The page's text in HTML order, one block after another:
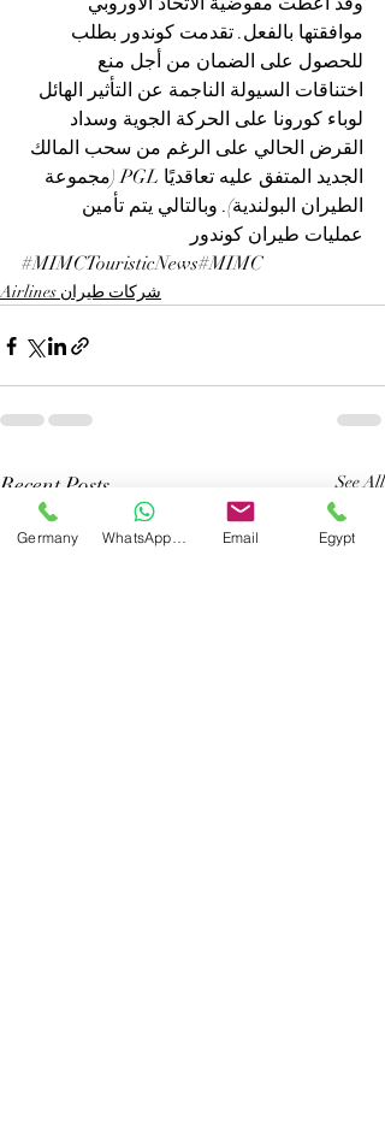
موافقتها بالفعل. تقدمت كوندور بطلب
للحصول على الضمان من أجل منع
اختناقات السيولة الناجمة عن التأثير الهائل
لوباء كورونا على الحركة الجوية وسداد
القرض الحالي على الرغم من سحب المالك
الجديد المتفق عليه تعاقديًا PGL (مجموعة
الطيران البولندية). وبالتالي يتم تأمين
عمليات طيران كوندور
#MIMCTouristicNews#MIMC
Airlines شركات طيران
Recent Posts See All
Germany Email Egypt